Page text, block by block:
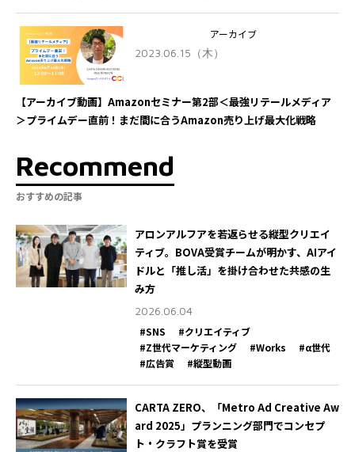
アーカイブ
2023.06.15（木）
【アーカイブ動画】Amazonセミナー第2部＜最強リテールメディア
＞プライムデー直前！まだ間に合うAmazon売り上げ最大化戦略
Recommend
おすすめの記事
アロンアルフアを若返らせる縦型クリエイ
ティブ。BOVA受賞チームが明かす、AIアイ
ドルと「推し活」を掛け合わせた共感の生
み方
2026.06.04
#SNS
#クリエイティブ
#Z世代マーケティング
#Works
#α世代
#広告賞
#縦型動画
CARTA ZERO、「Metro Ad Creative Aw
ard 2025」プランニング部門でコンセプ
ト・クラフト賞を受賞